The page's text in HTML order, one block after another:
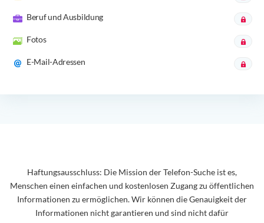
Beruf und Ausbildung
Fotos
E-Mail-Adressen
Haftungsausschluss: Die Mission der Telefon-Suche ist es,
Menschen einen einfachen und kostenlosen Zugang zu öffentlichen
Informationen zu ermöglichen. Wir können die Genauigkeit der
Informationen nicht garantieren und sind nicht dafür